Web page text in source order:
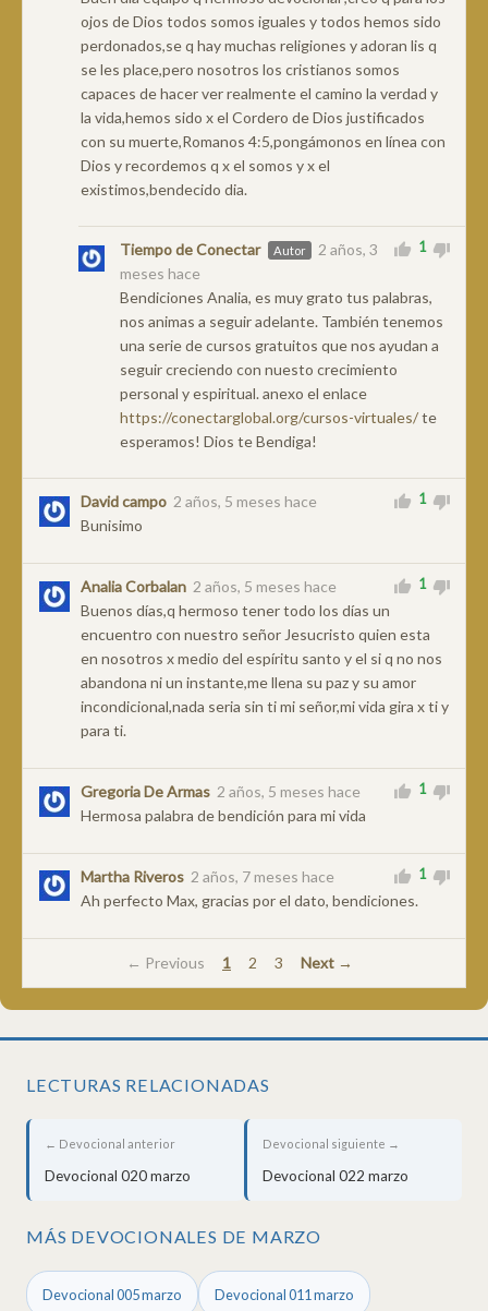
ojos de Dios todos somos iguales y todos hemos sido
perdonados,se q hay muchas religiones y adoran lis q
se les place,pero nosotros los cristianos somos
capaces de hacer ver realmente el camino la verdad y
la vida,hemos sido x el Cordero de Dios justificados
con su muerte,Romanos 4:5,pongámonos en línea con
Dios y recordemos q x el somos y x el
existimos,bendecido dia.
Tiempo de Conectar Autor
2 años, 3
meses hace
Bendiciones Analia, es muy grato tus palabras,
nos animas a seguir adelante. También tenemos
una serie de cursos gratuitos que nos ayudan a
seguir creciendo con nuesto crecimiento
personal y espiritual. anexo el enlace
https://conectarglobal.org/cursos-virtuales/te
esperamos! Dios te Bendiga!
1
David campo 2 años, 5 meses hace
Bunisimo
1
Analia Corbalan 2 años, 5 meses hace
Buenos días,q hermoso tener todo los días un
encuentro con nuestro señor Jesucristo quien esta
en nosotros x medio del espíritu santo y el si q no nos
abandona ni un instante,me llena su paz y su amor
incondicional,nada seria sin ti mi señor,mi vida gira x ti y
para ti.
1
Gregoria De Armas 2 años, 5 meses hace
Hermosa palabra de bendición para mi vida
1
Martha Riveros 2 años, 7 meses hace
Ah perfecto Max, gracias por el dato, bendiciones.
1
← Previous 1 2 3 Next →
LECTURAS RELACIONADAS
← Devocional anterior
Devocional 020 marzo
Devocional siguiente →
Devocional 022 marzo
MÁS DEVOCIONALES DE MARZO
Devocional 005 marzo Devocional 011 marzo